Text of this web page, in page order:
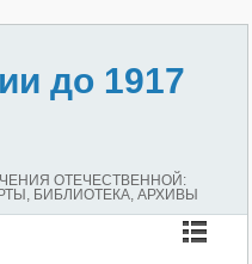
до 1917
ОТЕЧЕСТВЕННОЙ:
БИБЛИОТЕКА, АРХИВЫ